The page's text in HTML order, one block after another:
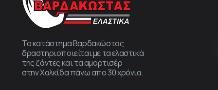
Το κατάστημα Βαρδακώστας
δραστηριοποιείται με τα ελαστικά
της ζάντες και τα αμορτισέρ
στην Χαλκίδα πάνω απο 30 χρόνια.